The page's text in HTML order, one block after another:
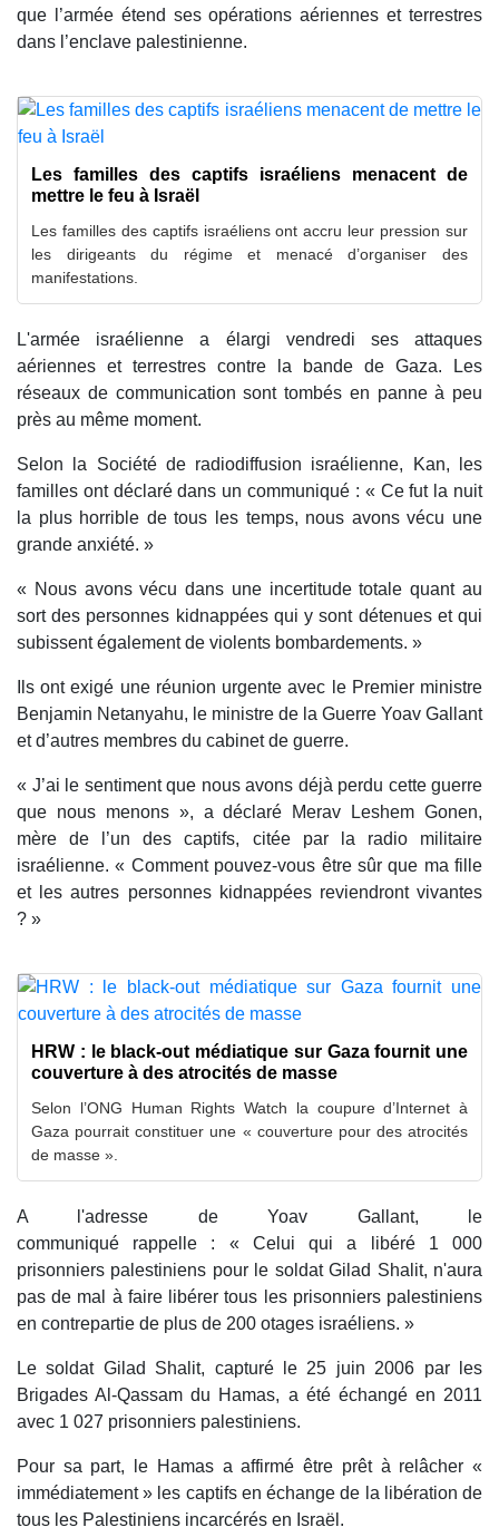
que l’armée étend ses opérations aériennes et terrestres
dans l’enclave palestinienne.
Les familles des captifs israéliens menacent de
mettre le feu à Israël
Les familles des captifs israéliens ont accru leur pression sur
les dirigeants du régime et menacé d’organiser des
manifestations.
L'armée israélienne a élargi vendredi ses attaques
aériennes et terrestres contre la bande de Gaza. Les
réseaux de communication sont tombés en panne à peu
près au même moment.
Selon la Société de radiodiffusion israélienne, Kan, les
familles ont déclaré dans un communiqué : « Ce fut la nuit
la plus horrible de tous les temps, nous avons vécu une
grande anxiété. »
« Nous avons vécu dans une incertitude totale quant au
sort des personnes kidnappées qui y sont détenues et qui
subissent également de violents bombardements. »
Ils ont exigé une réunion urgente avec le Premier ministre
Benjamin Netanyahu, le ministre de la Guerre Yoav Gallant
et d’autres membres du cabinet de guerre.
« J’ai le sentiment que nous avons déjà perdu cette guerre
que nous menons », a déclaré Merav Leshem Gonen,
mère de l’un des captifs, citée par la radio militaire
israélienne. « Comment pouvez-vous être sûr que ma fille
et les autres personnes kidnappées reviendront vivantes
? »
HRW : le black-out médiatique sur Gaza fournit une
couverture à des atrocités de masse
Selon l’ONG Human Rights Watch la coupure d’Internet à
Gaza pourrait constituer une « couverture pour des atrocités
de masse ».
A l'adresse de Yoav Gallant, le
communiqué rappelle : « Celui qui a libéré 1 000
prisonniers palestiniens pour le soldat Gilad Shalit, n'aura
pas de mal à faire libérer tous les prisonniers palestiniens
en contrepartie de plus de 200 otages israéliens. »
Le soldat Gilad Shalit, capturé le 25 juin 2006 par les
Brigades Al-Qassam du Hamas, a été échangé en 2011
avec 1 027 prisonniers palestiniens.
Pour sa part, le Hamas a affirmé être prêt à relâcher «
immédiatement » les captifs en échange de la libération de
tous les Palestiniens incarcérés en Israël.